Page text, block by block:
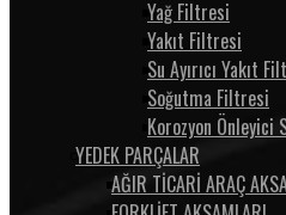
Yağ Filtresi
Yakıt Filtresi
Su Ayırıcı Yakıt
Soğutma Filtresi
Korozyon Önleyici
YEDEK PARÇALAR
AĞIR TİCARİ ARAÇ